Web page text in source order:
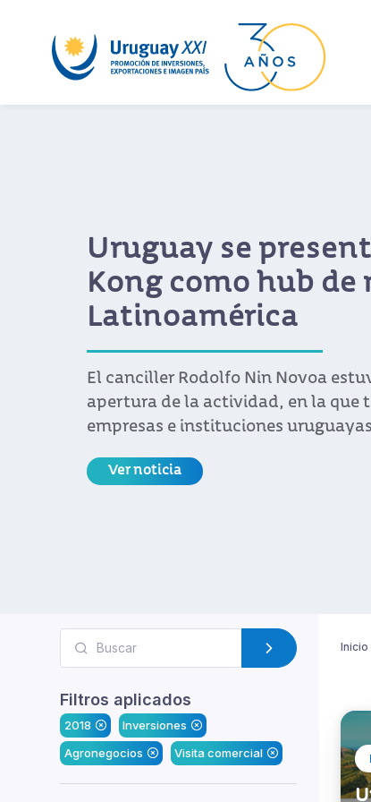
Uruguay se
Kong como hub de
Latinoamérica
El canciller Rodolfo Nin Novoa
apertura de la actividad, en la que
empresas e instituciones
Ver noticia
Filtros aplicados
2018
Inversiones
Agronegocios
Visita comercial
Inicio